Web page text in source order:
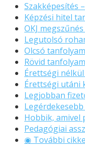
Szakképesítés
Képzési hitel
OKJ
Legutolsó
Olcsó
Rövid
Érettségi
Érettségi utáni
Legjobban
Hobbik, amivel
Pedagógiai
◉ További